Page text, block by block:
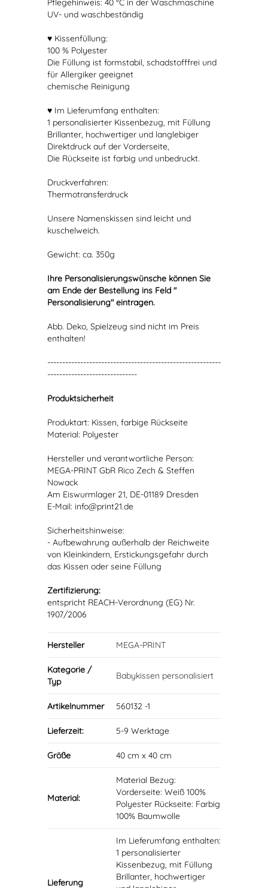
Pflegehinweis: 40 °C in der Waschmaschine
UV- und waschbeständig
♥ Kissenfüllung:
100 % Polyester
Die Füllung ist formstabil, schadstofffrei und
für Allergiker geeignet
chemische Reinigung
♥ Im Lieferumfang enthalten:
1 personalisierter Kissenbezug, mit Füllung
Brillanter, hochwertiger und langlebiger
Direktdruck auf der Vorderseite,
Die Rückseite ist farbig und unbedruckt.
Druckverfahren:
Thermotransferdruck
Unsere Namenskissen sind leicht und
kuschelweich.
Gewicht: ca. 350g
Ihre Personalisierungswünsche können Sie
am Ende der Bestellung ins Feld "
Personalisierung" eintragen.
Abb. Deko, Spielzeug sind nicht im Preis
enthalten!
----------------------------------------------------------
------------------------------
Produktsicherheit
Produktart: Kissen, farbige Rückseite
Material: Polyester
Hersteller und verantwortliche Person:
MEGA-PRINT GbR Rico Zech & Steffen
Nowack
Am Eiswurmlager 21, DE-01189 Dresden
E-Mail: info@print21.de
Sicherheitshinweise:
- Aufbewahrung außerhalb der Reichweite
von Kleinkindern, Erstickungsgefahr durch
das Kissen oder seine Füllung
Zertifizierung:
entspricht REACH-Verordnung (EG) Nr.
1907/2006
Hersteller MEGA-PRINT
Kategorie /
Typ
Babykissen personalisiert
Artikelnummer 560132 -1
Lieferzeit: 5-9 Werktage
Größe 40 cm x 40 cm
Material:
Material Bezug:
Vorderseite: Weiß 100%
Polyester Rückseite: Farbig
100% Baumwolle
Lieferung
Im Lieferumfang enthalten:
1 personalisierter
Kissenbezug, mit Füllung
Brillanter, hochwertiger